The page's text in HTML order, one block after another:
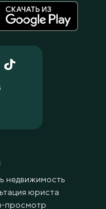
недвижимость
юриста
просмотр